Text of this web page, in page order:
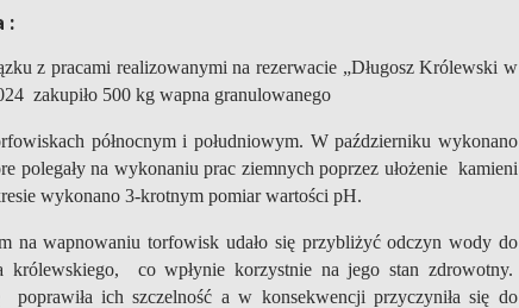
:
z pracami realizowanymi na rezerwacie „Długosz Królewski w
zakupiło 500 kg wapna granulowanego
północnym i południowym. W październiku wykonano
polegały na wykonaniu prac ziemnych poprzez ułożenie kamieni
wykonano 3-krotnym pomiar wartości pH.
na wapnowaniu torfowisk udało się przybliżyć odczyn wody do
królewskiego, co wpłynie korzystnie na jego stan zdrowotny.
poprawiła ich szczelność a w konsekwencji przyczyniła się do